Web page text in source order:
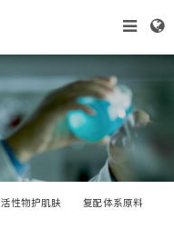
活性物护肌肤 复配体系原料